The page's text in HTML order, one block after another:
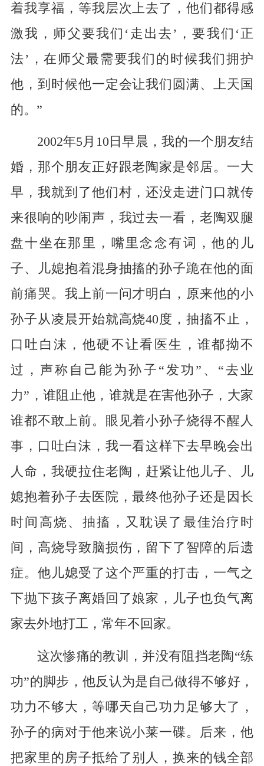
着我享福，等我层次上去了，他们都得感
激我，师父要我们‘走出去’，要我们‘正
法’，在师父最需要我们的时候我们拥护
他，到时候他一定会让我们圆满、上天国
的。”
2002年5月10日早晨，我的一个朋友结
婚，那个朋友正好跟老陶家是邻居。一大
早，我就到了他们村，还没走进门口就传
来很响的吵闹声，我过去一看，老陶双腿
盘十坐在那里，嘴里念念有词，他的儿
子、儿媳抱着混身抽搐的孙子跪在他的面
前痛哭。我上前一问才明白，原来他的小
孙子从凌晨开始就高烧40度，抽搐不止，
口吐白沫，他硬不让看医生，谁都拗不
过，声称自己能为孙子“发功”、“去业
力”，谁阻止他，谁就是在害他孙子，大家
谁都不敢上前。眼见着小孙子烧得不醒人
事，口吐白沫，我一看这样下去早晚会出
人命，我硬拉住老陶，赶紧让他儿子、儿
媳抱着孙子去医院，最终他孙子还是因长
时间高烧、抽搐，又耽误了最佳治疗时
间，高烧导致脑损伤，留下了智障的后遗
症。他儿媳受了这个严重的打击，一气之
下抛下孩子离婚回了娘家，儿子也负气离
家去外地打工，常年不回家。
这次惨痛的教训，并没有阻挡老陶“练
功”的脚步，他反认为是自己做得不够好，
功力不够大，等哪天自己功力足够大了，
孙子的病对于他来说小莱一碟。后来，他
把家里的房子抵给了别人，换来的钱全部